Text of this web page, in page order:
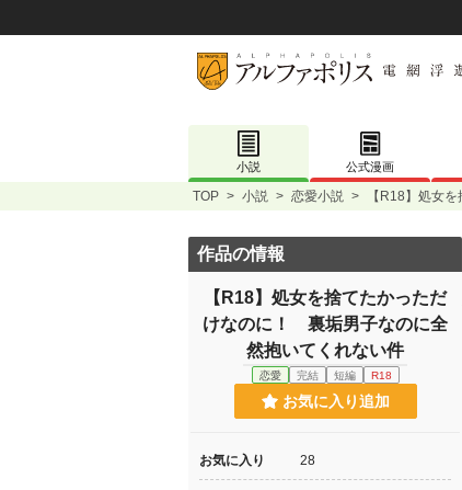
小説 公式漫画
TOP > 小説 > 恋愛小説 > 【R18】処女
作品の情報
【R18】処女を捨てたかっただ
けなのに！ 裏垢男子なのに全
然抱いてくれない件
恋愛 完結 短編 R18
お気に入り追加
お気に入り 28